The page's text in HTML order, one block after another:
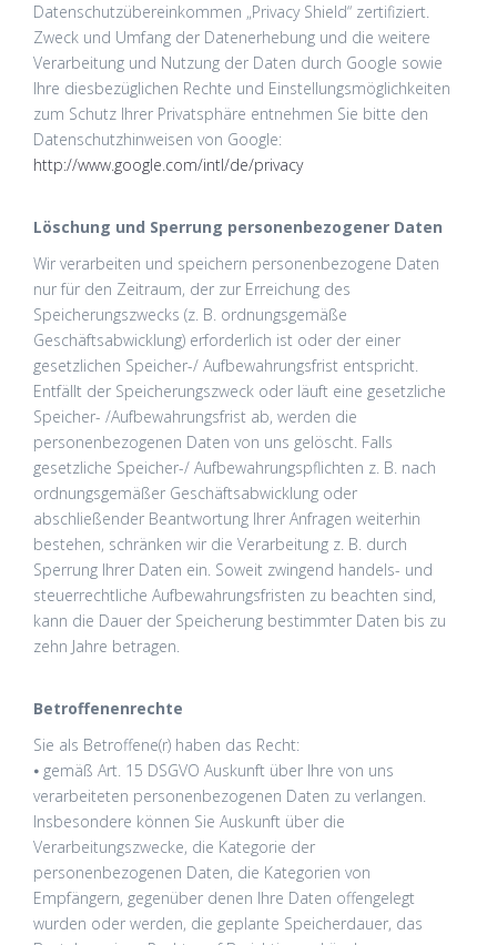
Datenschutzübereinkommen „Privacy Shield“ zertifiziert.
Zweck und Umfang der Datenerhebung und die weitere
Verarbeitung und Nutzung der Daten durch Google sowie
Ihre diesbezüglichen Rechte und Einstellungsmöglichkeiten
zum Schutz Ihrer Privatsphäre entnehmen Sie bitte den
Datenschutzhinweisen von Google:
http://www.google.com/intl/de/privacy
Löschung und Sperrung personenbezogener Daten
Wir verarbeiten und speichern personenbezogene Daten
nur für den Zeitraum, der zur Erreichung des
Speicherungszwecks (z. B. ordnungsgemäße
Geschäftsabwicklung) erforderlich ist oder der einer
gesetzlichen Speicher-/ Aufbewahrungsfrist entspricht.
Entfällt der Speicherungszweck oder läuft eine gesetzliche
Speicher- /Aufbewahrungsfrist ab, werden die
personenbezogenen Daten von uns gelöscht. Falls
gesetzliche Speicher-/ Aufbewahrungspflichten z. B. nach
ordnungsgemäßer Geschäftsabwicklung oder
abschließender Beantwortung Ihrer Anfragen weiterhin
bestehen, schränken wir die Verarbeitung z. B. durch
Sperrung Ihrer Daten ein. Soweit zwingend handels- und
steuerrechtliche Aufbewahrungsfristen zu beachten sind,
kann die Dauer der Speicherung bestimmter Daten bis zu
zehn Jahre betragen.
Betroffenenrechte
Sie als Betroffene(r) haben das Recht:
⦁ gemäß Art. 15 DSGVO Auskunft über Ihre von uns
verarbeiteten personenbezogenen Daten zu verlangen.
Insbesondere können Sie Auskunft über die
Verarbeitungszwecke, die Kategorie der
personenbezogenen Daten, die Kategorien von
Empfängern, gegenüber denen Ihre Daten offengelegt
wurden oder werden, die geplante Speicherdauer, das